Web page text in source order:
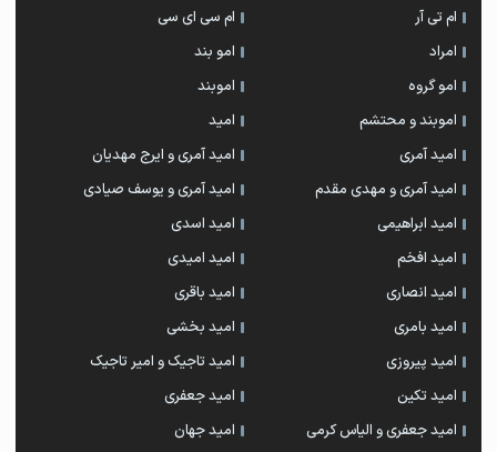
ام تی آر
ام سی ای سی
امراد
امو بند
امو گروه
اموبند
اموبند و محتشم
امید
امید آمری
امید آمری و ایرج مهدیان
امید آمری و مهدی مقدم
امید آمری و یوسف صیادی
امید ابراهیمی
امید اسدی
امید افخم
امید امیدی
امید انصاری
امید باقری
امید بامری
امید بخشی
امید پیروزی
امید تاجیک و امیر تاجیک
امید تکین
امید جعفری
امید جعفری و الیاس کرمی
امید جهان